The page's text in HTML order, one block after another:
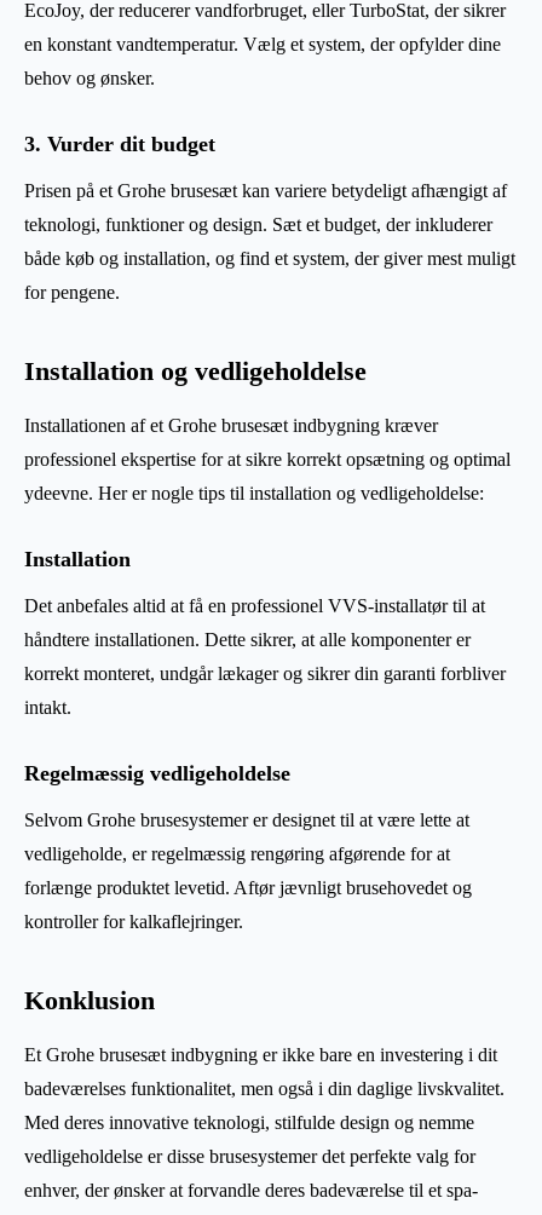
EcoJoy, der reducerer vandforbruget, eller TurboStat, der sikrer
en konstant vandtemperatur. Vælg et system, der opfylder dine
behov og ønsker.
3. Vurder dit budget
Prisen på et Grohe brusesæt kan variere betydeligt afhængigt af
teknologi, funktioner og design. Sæt et budget, der inkluderer
både køb og installation, og find et system, der giver mest muligt
for pengene.
Installation og vedligeholdelse
Installationen af et Grohe brusesæt indbygning kræver
professionel ekspertise for at sikre korrekt opsætning og optimal
ydeevne. Her er nogle tips til installation og vedligeholdelse:
Installation
Det anbefales altid at få en professionel VVS-installatør til at
håndtere installationen. Dette sikrer, at alle komponenter er
korrekt monteret, undgår lækager og sikrer din garanti forbliver
intakt.
Regelmæssig vedligeholdelse
Selvom Grohe brusesystemer er designet til at være lette at
vedligeholde, er regelmæssig rengøring afgørende for at
forlænge produktet levetid. Aftør jævnligt brusehovedet og
kontroller for kalkaflejringer.
Konklusion
Et Grohe brusesæt indbygning er ikke bare en investering i dit
badeværelses funktionalitet, men også i din daglige livskvalitet.
Med deres innovative teknologi, stilfulde design og nemme
vedligeholdelse er disse brusesystemer det perfekte valg for
enhver, der ønsker at forvandle deres badeværelse til et spa-